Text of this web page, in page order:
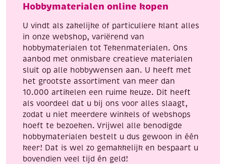
aantal
Hobbymaterialen online kopen
U vindt als zakelijke of particuliere klant alles
in onze webshop, variërend van
hobbymaterialen tot Tekenmaterialen. Ons
aanbod met onmisbare creatieve materialen
sluit op alle hobbywensen aan. U heeft met
het grootste assortiment van meer dan
10.000 artikelen een ruime keuze. Dit heeft
als voordeel dat u bij ons voor alles slaagt,
zodat u niet meerdere winkels of webshops
hoeft te bezoeken. Vrijwel alle benodigde
hobbymaterialen bestelt u dus gewoon in één
keer! Dat is wel zo gemakkelijk en bespaart u
bovendien veel tijd én geld!